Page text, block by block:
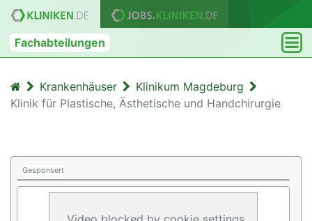
Fachabteilungen
Krankenhäuser
Klinikum Magdeburg
Klinik für Plastische, Ästhetische und Handchirurgie
Gesponsert